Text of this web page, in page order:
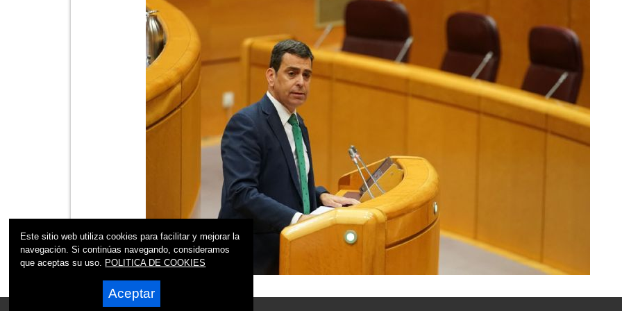
Este sitio web utiliza cookies para facilitar y mejorar la
navegación. Si continúas navegando, consideramos
que aceptas su uso. POLITICA DE COOKIES
Aceptar